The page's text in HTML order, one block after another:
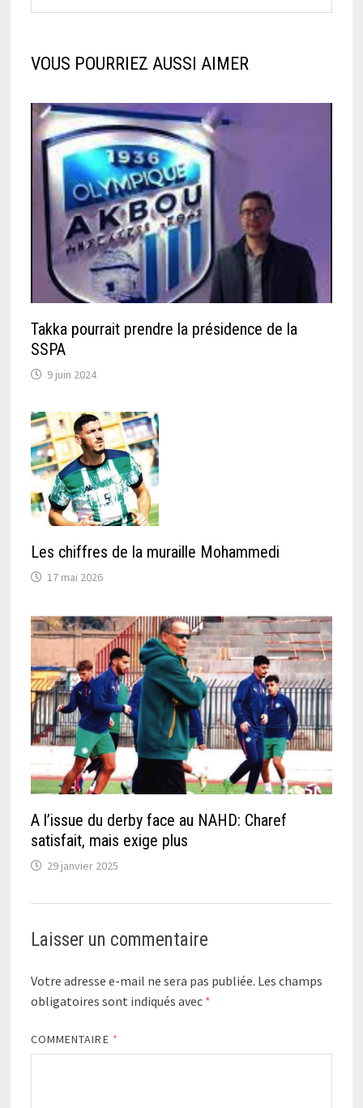
VOUS POURRIEZ AUSSI AIMER
Takka pourrait prendre la présidence de la
SSPA
9 juin 2024
Les chiffres de la muraille Mohammedi
17 mai 2026
A l’issue du derby face au NAHD: Charef
satisfait, mais exige plus
29 janvier 2025
Laisser un commentaire
Votre adresse e-mail ne sera pas publiée. Les champs
obligatoires sont indiqués avec *
COMMENTAIRE *